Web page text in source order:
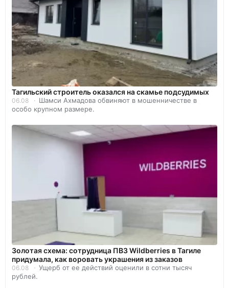
Тагильский строитель оказался на скамье подсудимых
06.08
Шамси Ахмадова обвиняют в мошенничестве в
особо крупном размере.
Золотая схема: сотрудница ПВЗ Wildberries в Тагиле
придумала, как воровать украшения из заказов
06.08
Ущерб от ее действий оценили в сотни тысяч
рублей.